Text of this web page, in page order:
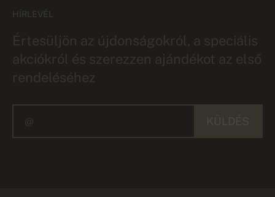
HÍRLEVÉL
Értesüljön az újdonságokról, a speciális
akciókról és szerezzen ajándékot az első
rendeléséhez